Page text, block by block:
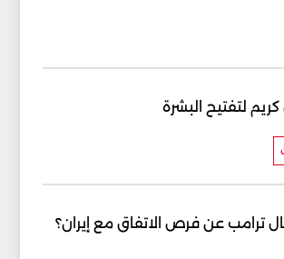
لتفتيح البشرة
ترامب عن فرص الاتفاق مع إيران؟